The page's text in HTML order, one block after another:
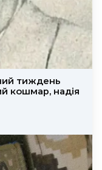
тиждень
кошмар, надія